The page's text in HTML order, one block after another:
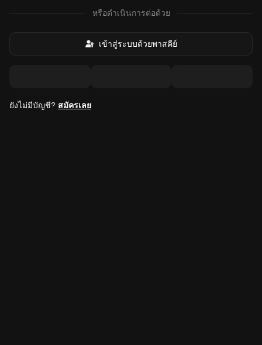
หรือดำเนินการต่อด้วย
เข้าสู่ระบบด้วยพาสคีย์
ยังไม่มีบัญชี? สมัครเลย